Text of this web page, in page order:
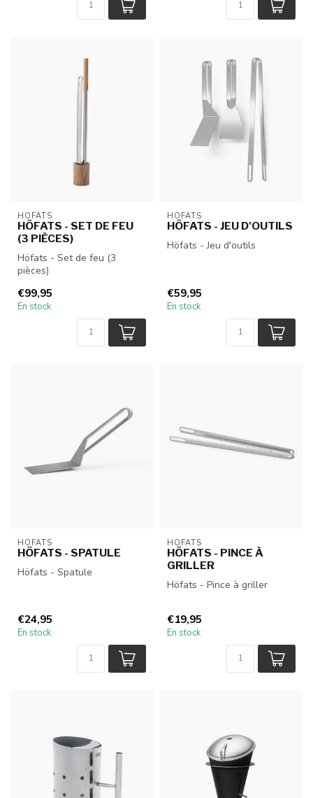
HÖFATS
HÖFATS - SET DE FEU
(3 PIÈCES)
Höfats - Set de feu (3
pièces)
€99,95
En stock
HÖFATS
HÖFATS - JEU D'OUTILS
Höfats - Jeu d'outils
€59,95
En stock
HÖFATS
HÖFATS - SPATULE
Höfats - Spatule
€24,95
En stock
HÖFATS
HÖFATS - PINCE À
GRILLER
Höfats - Pince à griller
€19,95
En stock